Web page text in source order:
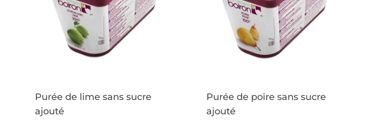
Purée de lime sans sucre
ajouté
Purée de poire sans sucre
ajouté